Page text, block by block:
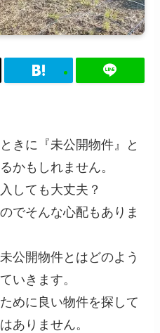
きに『未公開物件』と
かもしれません。
しても大丈夫？
でそんな心配もありま
公開物件とはどのよう
いきます。
めに良い物件を探して
ありません。